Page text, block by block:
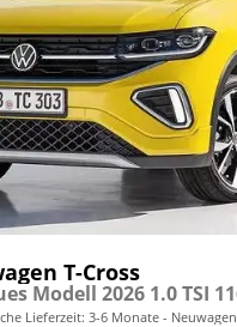
T-Cross
Lieferzeit: 3-6 Monate Neuwagen